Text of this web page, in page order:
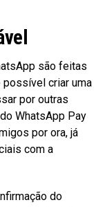
são feitas
criar uma
por outras
WhatsApp Pay
por ora, já
com a
do